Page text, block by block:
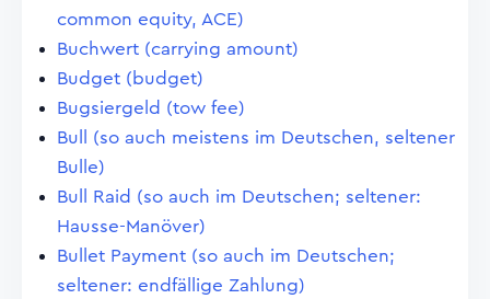
common equity, ACE)
Buchwert (carrying amount)
Budget (budget)
Bugsiergeld (tow fee)
Bull (so auch meistens im Deutschen, seltener
Bulle)
Bull Raid (so auch im Deutschen; seltener:
Hausse-Manöver)
Bullet Payment (so auch im Deutschen;
seltener: endfällige Zahlung)